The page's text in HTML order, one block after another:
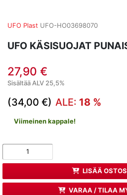
UFO Plast UFO-HO03698070
UFO KÄSISUOJAT
27,90 €
Sisältää ALV 25,5%
(34,00 €) ALE: 18 %
Viimeinen kappale!
LISÄÄ
VARAA / TILAA